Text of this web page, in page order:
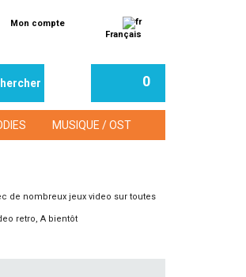
Mon compte
Français
0
MUSIQUE / OST
de nombreux jeux video sur toutes
retro, A bientôt